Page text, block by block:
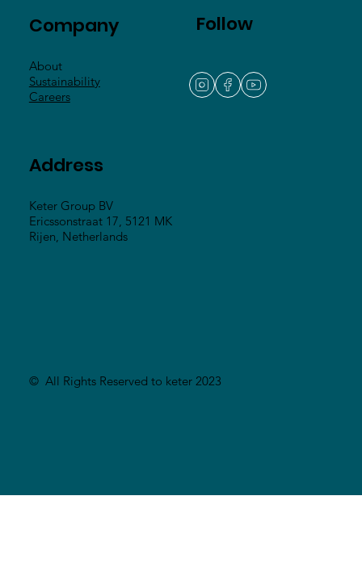
Company
About
Sustainability
Careers
Address
Keter Group BV
Ericssonstraat 17, 5121 MK
Rijen, Netherlands
© All Rights Reserved to keter 2023
Follow